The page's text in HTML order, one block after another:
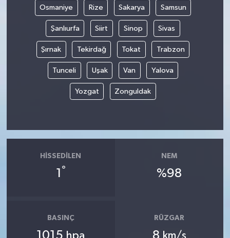
Osmaniye Rize Sakarya Samsun
Şanlıurfa Siirt Sinop Sivas
Şırnak Tekirdağ Tokat Trabzon
Tunceli Uşak Van Yalova
Yozgat Zonguldak
HISSEDILEN
1 °
NEM
%98
BASINÇ RÜZGAR